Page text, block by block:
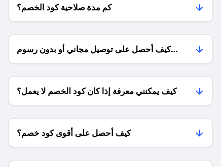
كم مدة صلاحية كود الخصم؟
كيف أحصل على توصيل مجاني أو بدون رسوم
الشحن ؟
كيف يمكنني معرفة إذا كان كود الخصم لا يعمل؟
كيف أحصل على أقوى كود خصم؟